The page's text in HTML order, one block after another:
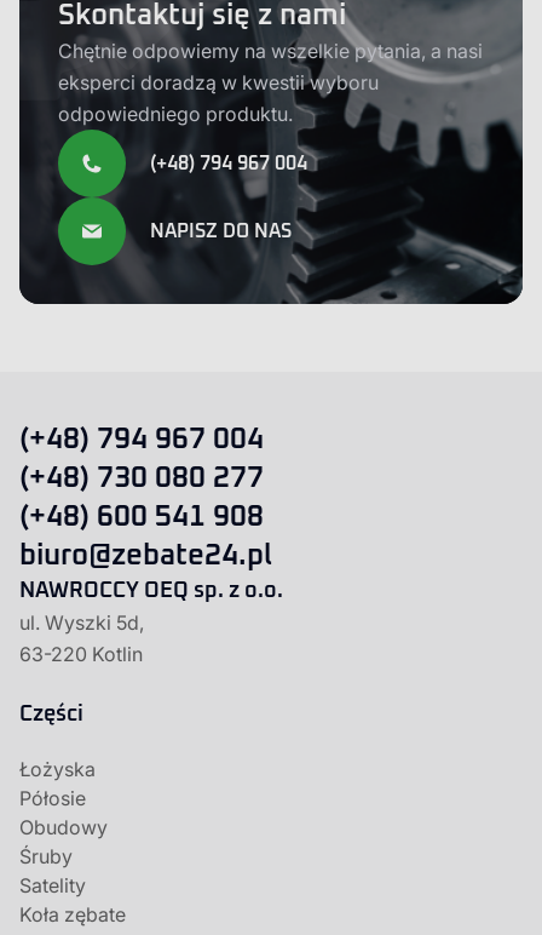
Skontaktuj się z nami
Chętnie odpowiemy na wszelkie pytania, a nasi
eksperci doradzą w kwestii wyboru
odpowiedniego produktu.
(+48) 794 967 004
NAPISZ DO NAS
(+48) 794 967 004
(+48) 730 080 277
(+48) 600 541 908
biuro@zebate24.pl
NAWROCCY OEQ sp. z o.o.
ul. Wyszki 5d,
63-220 Kotlin
Części
Łożyska
Półosie
Obudowy
Śruby
Satelity
Koła zębate